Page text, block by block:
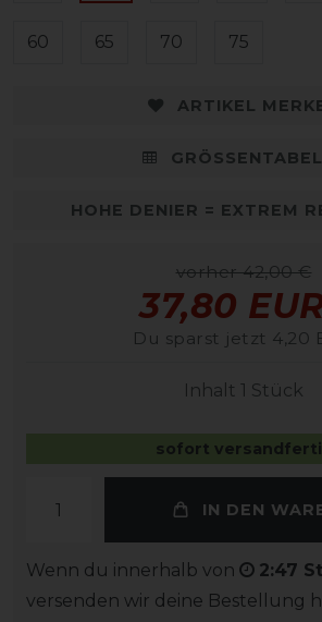
60 65 70 75
ARTIKEL
HOHE DENIER = EXTREM
vorher 42,00 €
37,80
Du sparst jetzt 4,20
Inhalt 1 Stück
sofort
IN DEN
Wenn du innerhalb von 2:47
versenden wir deine Bestellung